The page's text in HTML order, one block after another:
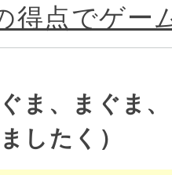
得点でゲー
ま、まぐま
したく）